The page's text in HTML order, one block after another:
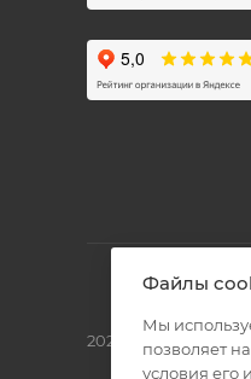
2026 © Полиграф
Файлы
Мы
позволяет
условия его